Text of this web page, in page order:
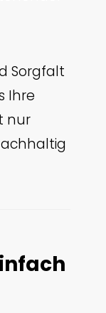
Sorgfalt
Ihre
nur